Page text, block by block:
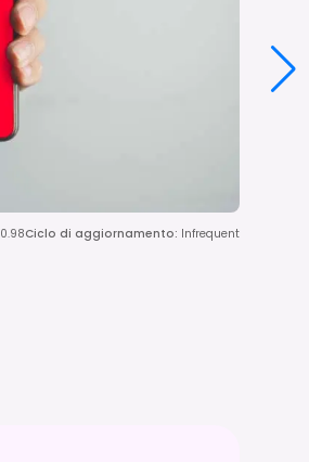
0.98Ciclo di aggiornamento: Infrequent